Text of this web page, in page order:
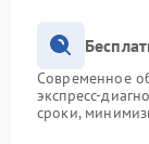
Современное
экспресс-
сроки,